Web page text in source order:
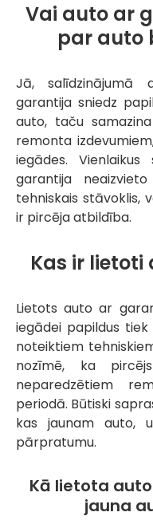
Vai auto ar
par auto
Jā, salīdzinājumā
garantija sniedz
auto, taču
remonta
iegādes.
garantija
tehniskais stāvoklis,
ir pircēja atbildība.
Kas ir
Lietots auto ar
iegādei papildus
noteiktiem
nozīmē, ka
neparedzētiem
periodā. Būtiski
kas jaunam auto,
pārpratumu.
Kā lietota
jauna